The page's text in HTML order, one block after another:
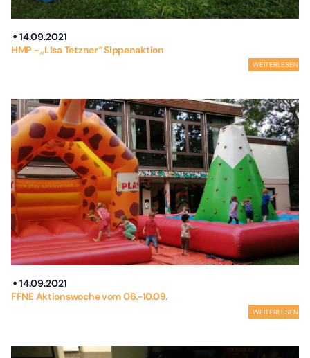
14.09.2021
HMP - „Lisa Tetzner“ Sippenaktion
WEITERLESEN
14.09.2021
FFNE Aktionswoche vom 06.-10.09.
WEITERLESEN